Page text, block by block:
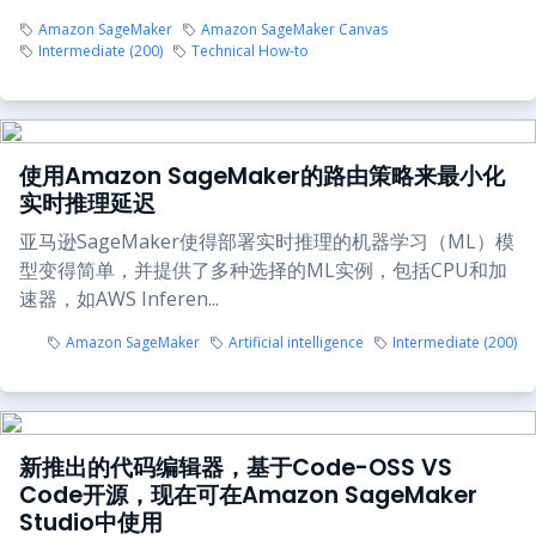
Amazon SageMaker
Amazon SageMaker Canvas
Intermediate (200)
Technical How-to
使用Amazon SageMaker的路由策略来最小化
实时推理延迟
亚马逊SageMaker使得部署实时推理的机器学习（ML）模
型变得简单，并提供了多种选择的ML实例，包括CPU和加
速器，如AWS Inferen...
Amazon SageMaker Artificial intelligence Intermediate (200)
新推出的代码编辑器，基于Code-OSS VS
Code开源，现在可在Amazon SageMaker
Studio中使用